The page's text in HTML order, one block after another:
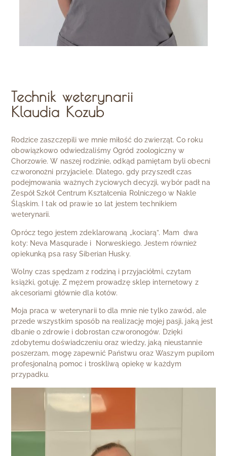
Technik weterynarii
Klaudia Kozub
Rodzice zaszczepili we mnie miłość do zwierząt. Co roku
obowiązkowo odwiedzaliśmy Ogród zoologiczny w
Chorzowie. W naszej rodzinie, odkąd pamiętam byli obecni
czworonożni przyjaciele. Dlatego, gdy przyszedł czas
podejmowania ważnych życiowych decyzji, wybór padł na
Zespół Szkół Centrum Kształcenia Rolniczego w Nakle
Śląskim. I tak od prawie 10 lat jestem technikiem
weterynarii.
Oprócz tego jestem zdeklarowaną „kociarą”. Mam dwa
koty: Neva Masqurade i Norweskiego. Jestem również
opiekunką psa rasy Siberian Husky.
Wolny czas spędzam z rodziną i przyjaciółmi, czytam
książki, gotuję. Z mężem prowadzę sklep internetowy z
akcesoriami głównie dla kotów.
Moja praca w weterynarii to dla mnie nie tylko zawód, ale
przede wszystkim sposób na realizację mojej pasji, jaką jest
dbanie o zdrowie i dobrostan czworonogów. Dzięki
zdobytemu doświadczeniu oraz wiedzy, jaką nieustannie
poszerzam, mogę zapewnić Państwu oraz Waszym pupilom
profesjonalną pomoc i troskliwą opiekę w każdym
przypadku.